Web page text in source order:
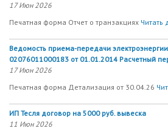
17 Июн 2026
Печатная форма Отчет о транзакциях Читать
Ведомость приема-передачи
02076011000183 от 01.01.2014 Расчетный
17 Июн 2026
Печатная форма Детализация от 30.04.26
ИП Тесля договор на 5000 руб. вывеска
11 Июн 2026